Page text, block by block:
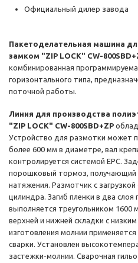
Официальный дилер завода
Пакетоделательная машина
замком "ZIP LOCK" CW-
комбинированная
горизонтального типа,
поточной работы.
Линия для производства
"ZIP LOCK" CW-800SBD+ZP
Устройство для размотки может
более 600 мм в диаметре, вал
контролируется системой EPC.
порошковый тормоз, получающий
натяжения. Размотчик с
цилиндра. Загиб пленки в два
выполняется треугольником 1600
верхней и нижней складки с
изготовления молнии
сварки. Установлен
застежки-молнии. Сварочная